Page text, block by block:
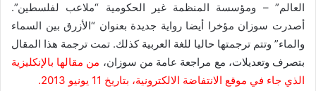
العالم” – ومؤسسة المنظمة غير الحكومية “ملاعب لفلسطين”.
أصدرت سوزان مؤخرا أيضا رواية جديدة بعنوان “الأزرق بين السماء
والماء” وتتم ترجمتها حاليا للغة العربية كذلك. تمت ترجمة هذا المقال
بتصرف وتعديلات، مع مراجعة عامة من سوزان، من مقالها بالإنكليزية
الذي جاء في موقع الانتفاضة الالكترونية، بتاريخ 11 يونيو 2013.